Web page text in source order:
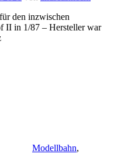
den inzwischen
II in 1/87 – Hersteller war
Modellbahn,